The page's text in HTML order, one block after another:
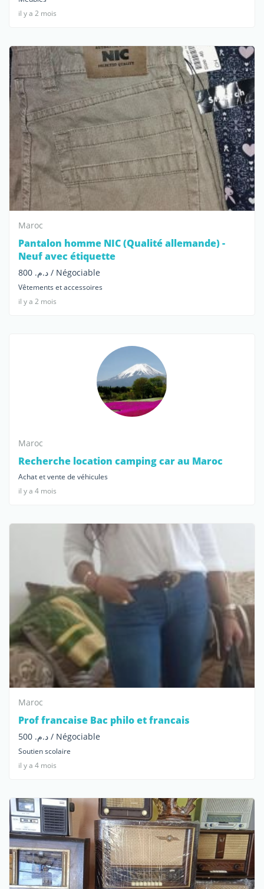
il y a 2 mois
Maroc
Pantalon homme NIC (Qualité allemande) -
Neuf avec étiquette
د.م. 800 / Négociable
Vêtements et accessoires
il y a 2 mois
Maroc
Recherche location camping car au Maroc
Achat et vente de véhicules
il y a 4 mois
Maroc
Prof francaise Bac philo et francais
د.م. 500 / Négociable
Soutien scolaire
il y a 4 mois